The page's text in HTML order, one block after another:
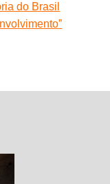
do Brasil